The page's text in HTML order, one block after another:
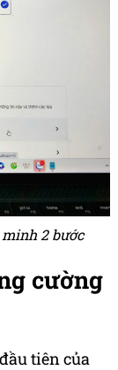
2 bước
cường
tiên của